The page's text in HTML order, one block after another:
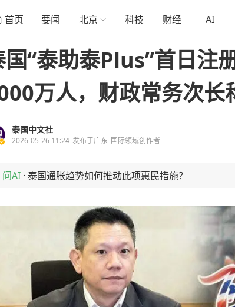
首页 要闻 北京 科技 财经 AI
国“泰助泰Plus”首日注
万人，财政常务次长
泰国中文社
2026-05-26 11:24 发布于广东 国际领域创作者
问AI · 泰国通胀趋势如何推动此项惠民措施？